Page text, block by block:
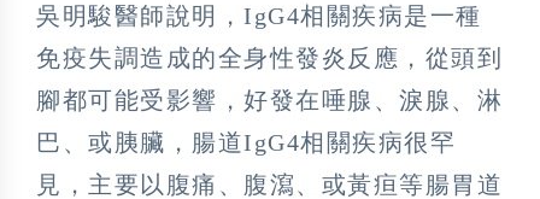
吳明駿醫師說明，IgG4相關疾病是一種
免疫失調造成的全身性發炎反應，從頭到
腳都可能受影響，好發在唾腺、淚腺、淋
巴、或胰臟，腸道IgG4相關疾病很罕
見，主要以腹痛、腹瀉、或黃疸等腸胃道